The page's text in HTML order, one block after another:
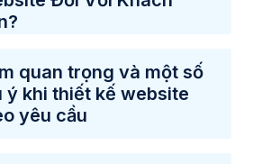
quan trọng và một số
ý khi thiết kế website
yêu cầu